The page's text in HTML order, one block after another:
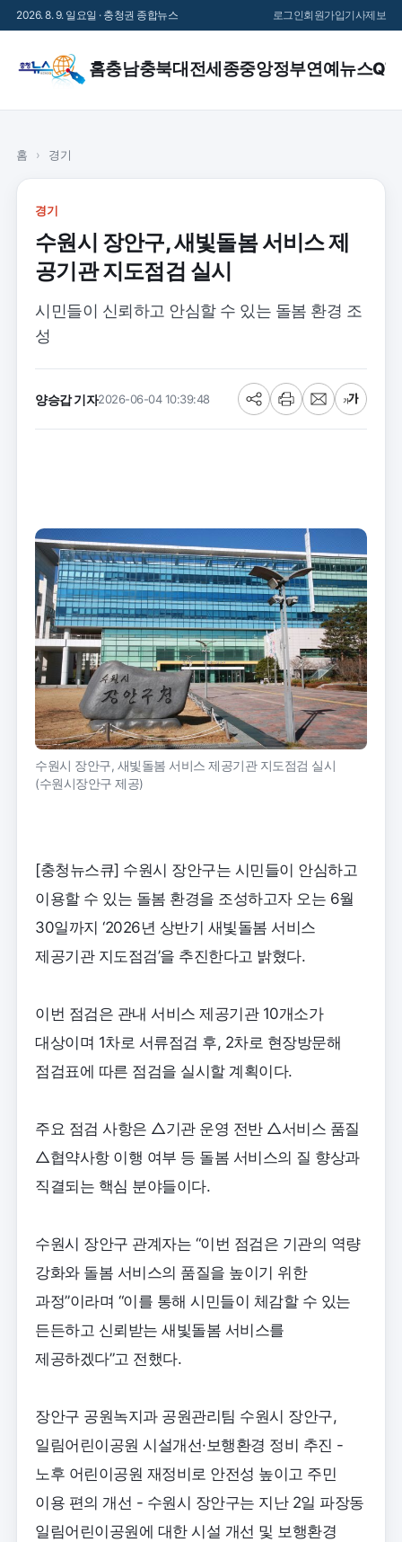
2026. 8. 9. 일요일 · 충청권 종합뉴스 로그인회원가입기사제보
홈충남충북대전세종중앙정부연예 뉴스
홈 › 경기
경기
수원시 장안구, 새빛돌봄 서비스 제
공기관 지도점검 실시
시민들이 신뢰하고 안심할 수 있는 돌봄 환경 조
성
양승갑 기자2026-06-04 10:39:48
공
유
프
린
메
일
글
씨
수원시 장안구, 새빛돌봄 서비스 제공기관 지도점검 실시
(수원시장안구 제공)
[충청뉴스큐] 수원시 장안구는 시민들이 안심하고
이용할 수 있는 돌봄 환경을 조성하고자 오는 6월
30일까지 ‘2026년 상반기 새빛돌봄 서비스
제공기관 지도점검’을 추진한다고 밝혔다.
이번 점검은 관내 서비스 제공기관 10개소가
대상이며 1차로 서류점검 후, 2차로 현장방문해
점검표에 따른 점검을 실시할 계획이다.
주요 점검 사항은 △기관 운영 전반 △서비스 품질
△협약사항 이행 여부 등 돌봄 서비스의 질 향상과
직결되는 핵심 분야들이다.
수원시 장안구 관계자는 “이번 점검은 기관의 역량
강화와 돌봄 서비스의 품질을 높이기 위한
과정”이라며 “이를 통해 시민들이 체감할 수 있는
든든하고 신뢰받는 새빛돌봄 서비스를
제공하겠다”고 전했다.
장안구 공원녹지과 공원관리팀 수원시 장안구,
일림어린이공원 시설개선·보행환경 정비 추진 -
노후 어린이공원 재정비로 안전성 높이고 주민
이용 편의 개선 - 수원시 장안구는 지난 2일 파장동
일림어린이공원에 대한 시설 개선 및 보행환경